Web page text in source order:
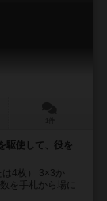
駆使して、役を
4枚） 3×3か
を手札から場に